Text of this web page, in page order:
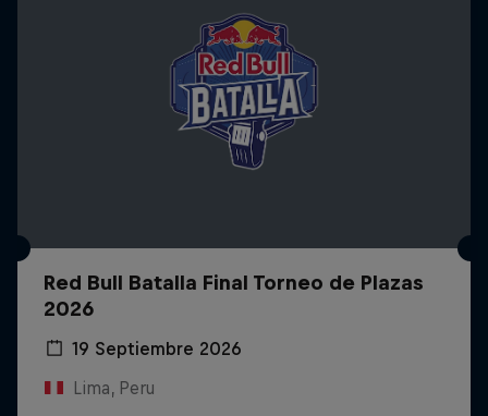
Red Bull Batalla Final Torneo de Plazas
2026
19 Septiembre 2026
Lima, Peru